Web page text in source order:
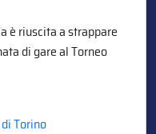
è riuscita a strappare
di gare al Torneo
Torino